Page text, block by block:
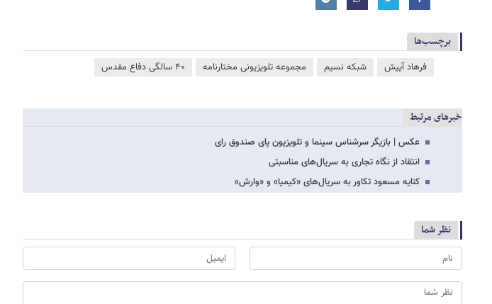
برچسب‌ها
فرهاد آییش شبکه نسیم مجموعه تلویزیونی مختارنامه ۴۰ سالگی دفاع مقدس
خبرهای مرتبط
عکس | بازیگر سرشناس سینما و تلویزیون پای صندوق رای
انتقاد از نگاه تجاری به سریال‌های مناسبتی
کنایه مسعود تکاور به سریال‌های «کیمیا» و «وارش»
نظر شما